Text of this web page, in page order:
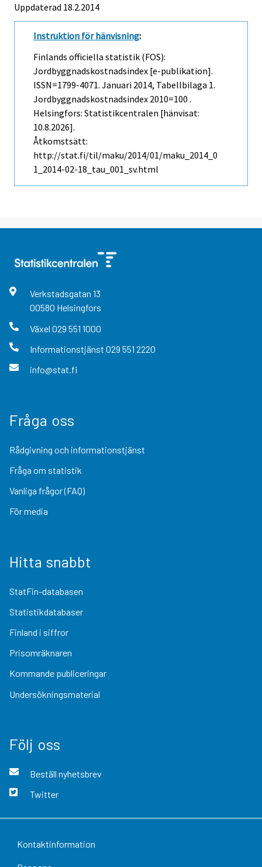
Uppdaterad 18.2.2014
Instruktion för hänvisning:
Finlands officiella statistik (FOS):
Jordbyggnadskostnadsindex [e-publikation].
ISSN=1799-4071. Januari 2014, Tabellbilaga 1.
Jordbyggnadskostnadsindex 2010=100 .
Helsingfors: Statistikcentralen [hänvisat:
10.8.2026].
Åtkomstsätt:
http://stat.fi/til/maku/2014/01/maku_2014_0
1_2014-02-18_tau_001_sv.html
Verkstadsgatan 13
00580 Helsingfors
Växel 029 551 1000
Informationstjänst 029 551 2220
info@stat.fi
Fråga oss
Rådgivning och informationstjänst
Fråga om statistik
Vanliga frågor (FAQ)
För media
Hitta snabbt
StatFin-databasen
Statistikdatabaser
Finland i siffror
Prisomräknaren
Kommande publiceringar
Undersökningsmaterial
Följ oss
Beställ nyhetsbrev
Twitter
Kontaktinformation